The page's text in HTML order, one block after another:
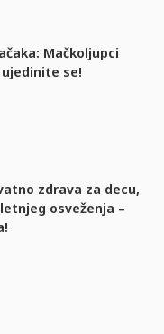
Mačkoljupci
se!
zdrava za decu,
osveženja –